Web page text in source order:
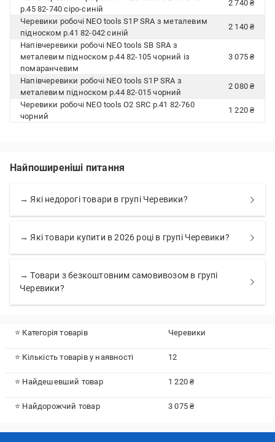
р.45 82-740 сіро-синій
2 740 ₴
Черевики робочі NEO tools S1P SRA з металевим
підноском р.41 82-042 синій
2 140 ₴
Напівчеревики робочі NEO tools SB SRA з
металевим підноском р.44 82-105 чорний із
помаранчевим
3 075 ₴
Напівчеревики робочі NEO tools S1P SRA з
металевим підноском р.44 82-015 чорний
2 080 ₴
Черевики робочі NEO tools O2 SRC р.41 82-760
чорний
1 220 ₴
Найпоширеніші питання
→ Які недорогі товари в групі Черевики?
→ Які товари купити в 2026 році в групі Черевики?
→ Товари з безкоштовним самовивозом в групі
Черевики?
⭐ Категорія товарів Черевики
⭐ Кількість товарів у наявності 12
⭐ Найдешевший товар 1 220 ₴
⭐ Найдорожчий товар 3 075 ₴